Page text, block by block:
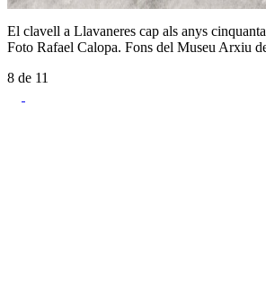
El clavell a Llavaneres cap als anys
Foto Rafael Calopa. Fons del Museu Arxiu
8 de 11